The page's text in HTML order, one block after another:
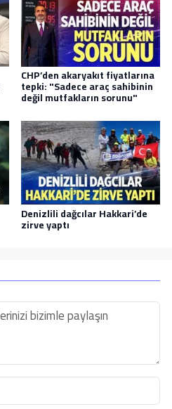
CHP’den akaryakıt fiyatlarına
tepki: "Sadece araç sahibinin
değil mutfakların sorunu"
Denizlili dağcılar Hakkari’de
zirve yaptı